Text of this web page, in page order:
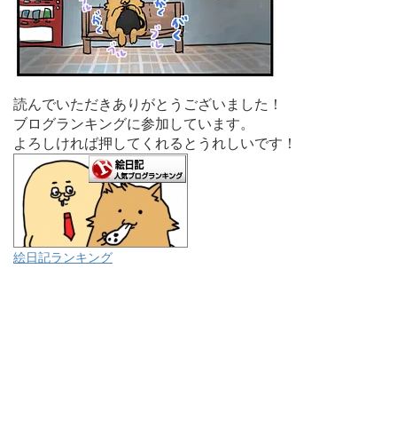
読んでいただきありがとうございました！
ブログランキングに参加しています。
よろしければ押してくれるとうれしいです！
絵日記ランキング